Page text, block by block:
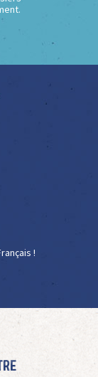
!